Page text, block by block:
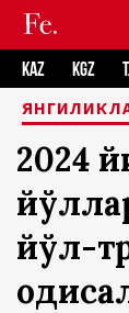
KAZ KGZ
2024
йўл-